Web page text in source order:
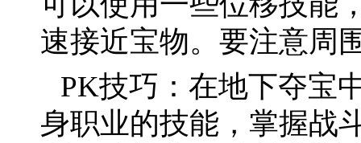
速接近宝物。要注意周
PK技巧：在地下夺宝
身职业的技能，掌握战